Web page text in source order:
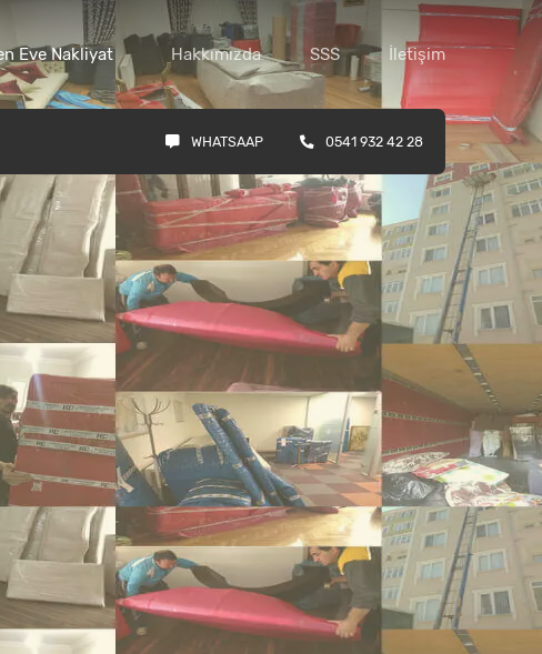
Eve Nakliyat Hakkımızda SSS İletişim
WHATSAAP 0541 932 42 28